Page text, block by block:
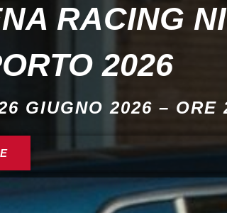
RACING
2026
GIUGNO 2026 – ORE